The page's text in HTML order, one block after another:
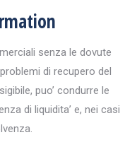
senza le dovute
di recupero del
puo’ condurre le
di liquidita’ e, nei casi